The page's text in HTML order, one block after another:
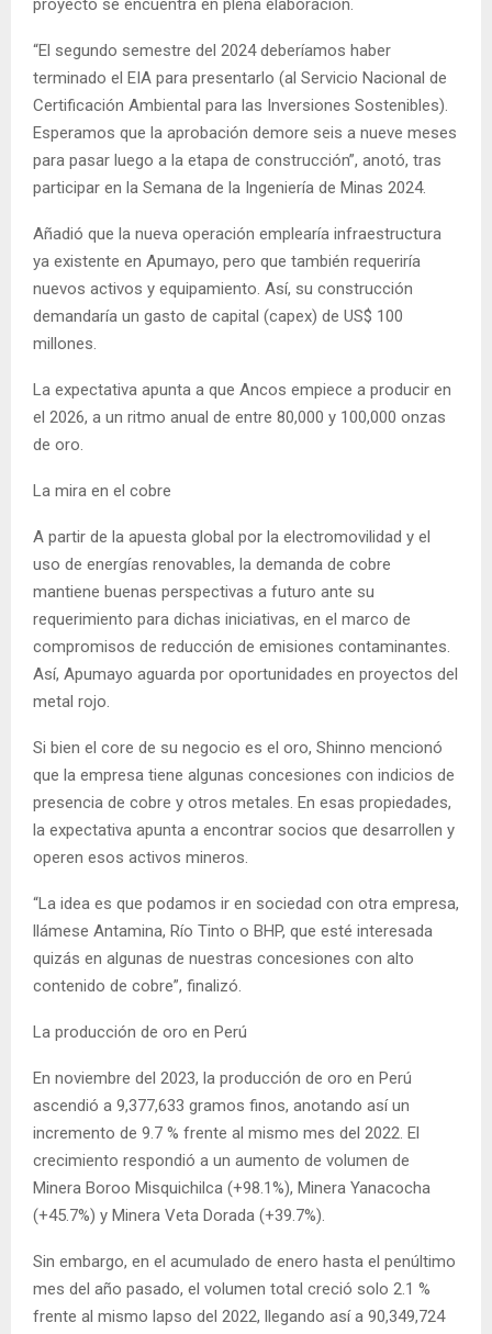
proyecto se encuentra en plena elaboración.
“El segundo semestre del 2024 deberíamos haber
terminado el EIA para presentarlo (al Servicio Nacional de
Certificación Ambiental para las Inversiones Sostenibles).
Esperamos que la aprobación demore seis a nueve meses
para pasar luego a la etapa de construcción”, anotó, tras
participar en la Semana de la Ingeniería de Minas 2024.
Añadió que la nueva operación emplearía infraestructura
ya existente en Apumayo, pero que también requeriría
nuevos activos y equipamiento. Así, su construcción
demandaría un gasto de capital (capex) de US$ 100
millones.
La expectativa apunta a que Ancos empiece a producir en
el 2026, a un ritmo anual de entre 80,000 y 100,000 onzas
de oro.
La mira en el cobre
A partir de la apuesta global por la electromovilidad y el
uso de energías renovables, la demanda de cobre
mantiene buenas perspectivas a futuro ante su
requerimiento para dichas iniciativas, en el marco de
compromisos de reducción de emisiones contaminantes.
Así, Apumayo aguarda por oportunidades en proyectos del
metal rojo.
Si bien el core de su negocio es el oro, Shinno mencionó
que la empresa tiene algunas concesiones con indicios de
presencia de cobre y otros metales. En esas propiedades,
la expectativa apunta a encontrar socios que desarrollen y
operen esos activos mineros.
“La idea es que podamos ir en sociedad con otra empresa,
llámese Antamina, Río Tinto o BHP, que esté interesada
quizás en algunas de nuestras concesiones con alto
contenido de cobre”, finalizó.
La producción de oro en Perú
En noviembre del 2023, la producción de oro en Perú
ascendió a 9,377,633 gramos finos, anotando así un
incremento de 9.7 % frente al mismo mes del 2022. El
crecimiento respondió a un aumento de volumen de
Minera Boroo Misquichilca (+98.1%), Minera Yanacocha
(+45.7%) y Minera Veta Dorada (+39.7%).
Sin embargo, en el acumulado de enero hasta el penúltimo
mes del año pasado, el volumen total creció solo 2.1 %
frente al mismo lapso del 2022, llegando así a 90,349,724